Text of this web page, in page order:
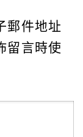
郵件地址
留言時使